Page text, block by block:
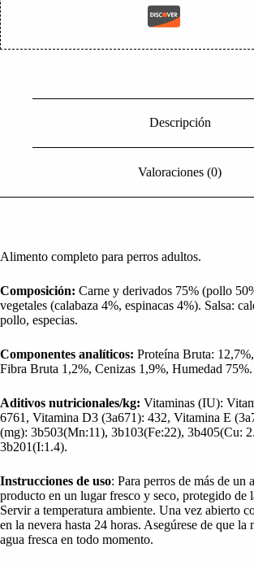
Descripción
Valoraciones (0)
Alimento completo para perros adultos.
Composición: Carne y derivados 75% (pollo
vegetales (calabaza 4%, espinacas 4%). Salsa:
pollo, especias.
Componentes analíticos: Proteína Bruta:
Fibra Bruta 1,2%, Cenizas 1,9%, Humedad 75%.
Aditivos nutricionales/kg: Vitaminas (IU):
6761, Vitamina D3 (3a671): 432, Vitamina E
(mg): 3b503(Mn:11), 3b103(Fe:22), 3b405(Cu:
3b201(I:1.4).
Instrucciones de uso: Para perros de más de un
producto en un lugar fresco y seco, protegido de
Servir a temperatura ambiente. Una vez abierto
en la nevera hasta 24 horas. Asegúrese de que la
agua fresca en todo momento.